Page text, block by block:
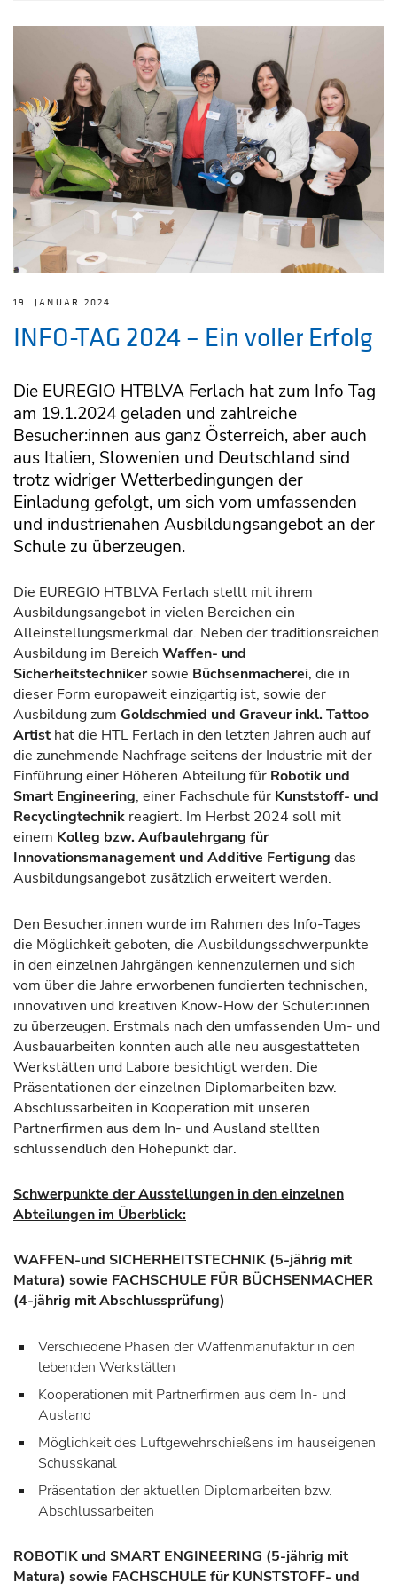
19. JANUAR 2024
INFO-TAG 2024 – Ein voller Erfolg
Die EUREGIO HTBLVA Ferlach hat zum Info Tag
am 19.1.2024 geladen und zahlreiche
Besucher:innen aus ganz Österreich, aber auch
aus Italien, Slowenien und Deutschland sind
trotz widriger Wetterbedingungen der
Einladung gefolgt, um sich vom umfassenden
und industrienahen Ausbildungsangebot an der
Schule zu überzeugen.
Die EUREGIO HTBLVA Ferlach stellt mit ihrem
Ausbildungsangebot in vielen Bereichen ein
Alleinstellungsmerkmal dar. Neben der traditionsreichen
Ausbildung im Bereich Waffen- und
Sicherheitstechnikersowie Büchsenmacherei, die in
dieser Form europaweit einzigartig ist, sowie der
Ausbildung zum Goldschmied und Graveur inkl. Tattoo
Artist hat die HTL Ferlach in den letzten Jahren auch auf
die zunehmende Nachfrage seitens der Industrie mit der
Einführung einer Höheren Abteilung für Robotik und
Smart Engineering, einer Fachschule für Kunststoff- und
Recyclingtechnik reagiert. Im Herbst 2024 soll mit
einem Kolleg bzw. Aufbaulehrgang für
Innovationsmanagement und Additive Fertigung das
Ausbildungsangebot zusätzlich erweitert werden.
Den Besucher:innen wurde im Rahmen des Info-Tages
die Möglichkeit geboten, die Ausbildungsschwerpunkte
in den einzelnen Jahrgängen kennenzulernen und sich
vom über die Jahre erworbenen fundierten technischen,
innovativen und kreativen Know-How der Schüler:innen
zu überzeugen. Erstmals nach den umfassenden Um- und
Ausbauarbeiten konnten auch alle neu ausgestatteten
Werkstätten und Labore besichtigt werden. Die
Präsentationen der einzelnen Diplomarbeiten bzw.
Abschlussarbeiten in Kooperation mit unseren
Partnerfirmen aus dem In- und Ausland stellten
schlussendlich den Höhepunkt dar.
Schwerpunkte der Ausstellungen in den einzelnen
Abteilungen im Überblick:
WAFFEN-und SICHERHEITSTECHNIK (5-jährig mit
Matura) sowie FACHSCHULE FÜR BÜCHSENMACHER
(4-jährig mit Abschlussprüfung)
Verschiedene Phasen der Waffenmanufaktur in den
lebenden Werkstätten
Kooperationen mit Partnerfirmen aus dem In- und
Ausland
Möglichkeit des Luftgewehrschießens im hauseigenen
Schusskanal
Präsentation der aktuellen Diplomarbeiten bzw.
Abschlussarbeiten
ROBOTIK und SMART ENGINEERING (5-jährig mit
Matura) sowie FACHSCHULE für KUNSTSTOFF- und